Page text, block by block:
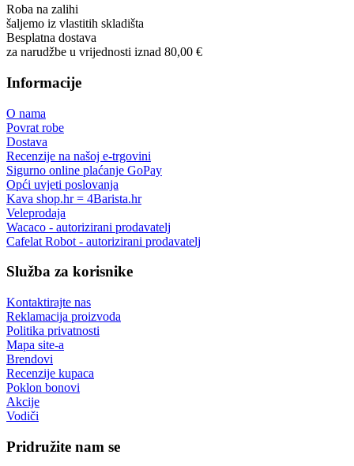
Roba na zalihi
šaljemo iz vlastitih skladišta
Besplatna dostava
za narudžbe u vrijednosti iznad 80,00 €
Informacije
O nama
Povrat robe
Dostava
Recenzije na našoj e-trgovini
Sigurno online plaćanje GoPay
Opći uvjeti poslovanja
Kava shop.hr = 4Barista.hr
Veleprodaja
Wacaco - autorizirani prodavatelj
Cafelat Robot - autorizirani prodavatelj
Služba za korisnike
Kontaktirajte nas
Reklamacija proizvoda
Politika privatnosti
Mapa site-a
Brendovi
Recenzije kupaca
Poklon bonovi
Akcije
Vodiči
Pridružite nam se